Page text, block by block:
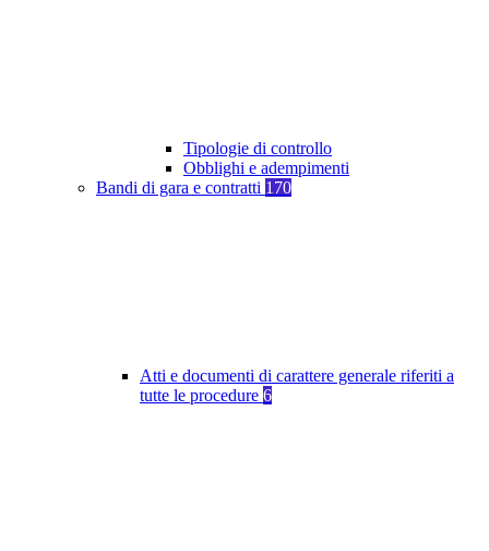
Tipologie di controllo
Obblighi e adempimenti
Bandi di gara e contratti 170
Atti e documenti di carattere generale riferiti a
tutte le procedure 6